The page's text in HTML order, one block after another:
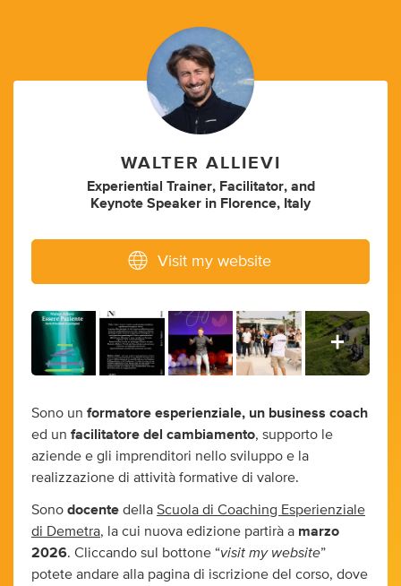
WALTER ALLIEVI
Experiential Trainer, Facilitator, and
Keynote Speaker in Florence, Italy
Visit my website
Sono un formatore esperienziale, un business coach
ed un facilitatore del cambiamento, supporto le
aziende e gli imprenditori nello sviluppo e la
realizzazione di attività formative di valore.
Sono docente della Scuola di Coaching Esperienziale
di Demetra, la cui nuova edizione partirà a marzo
2026. Cliccando sul bottone “visit my website”
potete andare alla pagina di iscrizione del corso, dove